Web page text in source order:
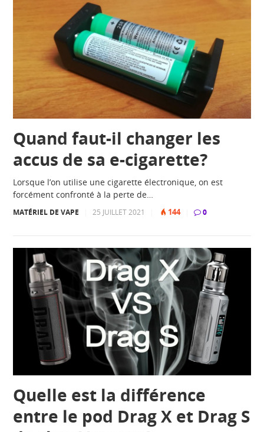
Quand faut-il changer les
accus de sa e-cigarette?
Lorsque l’on utilise une cigarette électronique, on est
forcément confronté à la perte de…
MATÉRIEL DE VAPE 25 JUILLET 2021 144 0
Quelle est la différence
entre le pod Drag X et Drag S